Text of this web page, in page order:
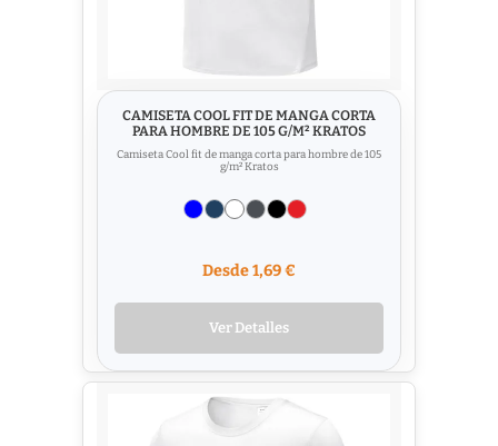
CAMISETA COOL FIT DE MANGA CORTA
PARA HOMBRE DE 105 G/M² KRATOS
Camiseta Cool fit de manga corta para hombre de 105
g/m² Kratos
Desde 1,69 €
Ver Detalles